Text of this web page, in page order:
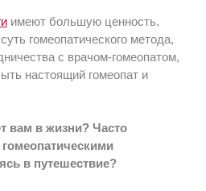
имеют большую ценность.
гомеопатического метода,
с врачом-гомеопатом,
настоящий гомеопат и
вам в жизни? Часто
в путешествие?